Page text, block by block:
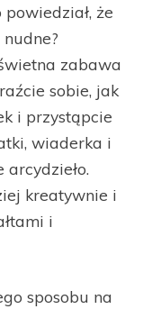
powiedział, że
zabawa
sobie, jak
i przystąpcie
wiaderka i
kreatywnie i
i
sposobu na